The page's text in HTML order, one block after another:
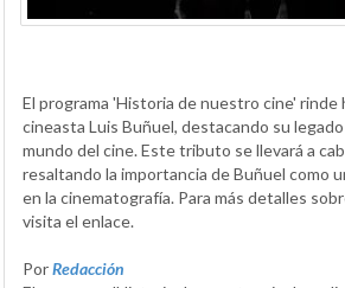
El programa 'Historia de nuestro cine' rinde
cineasta Luis Buñuel, destacando su
mundo del cine. Este tributo se llevará a
resaltando la importancia de Buñuel como
en la cinematografía. Para más detalles
visita el enlace.
PorRedacción